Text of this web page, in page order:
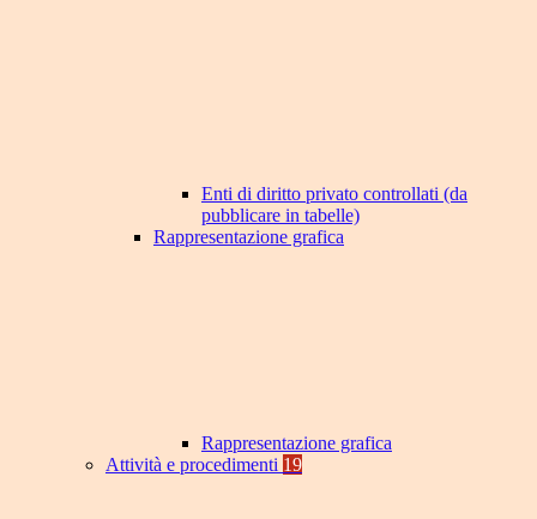
Enti di diritto privato controllati (da
pubblicare in tabelle)
Rappresentazione grafica
Rappresentazione grafica
Attività e procedimenti 19